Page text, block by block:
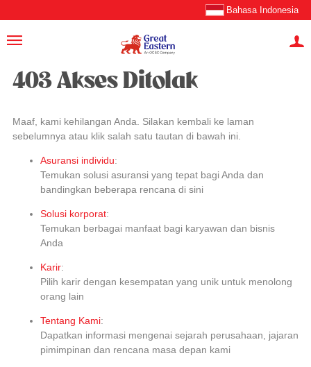
Bahasa Indonesia
403 Akses Ditolak
Maaf, kami kehilangan Anda. Silakan kembali ke laman
sebelumnya atau klik salah satu tautan di bawah ini.
Asuransi individu:
Temukan solusi asuransi yang tepat bagi Anda dan
bandingkan beberapa rencana di sini
Solusi korporat:
Temukan berbagai manfaat bagi karyawan dan bisnis
Anda
Karir:
Pilih karir dengan kesempatan yang unik untuk menolong
orang lain
Tentang Kami:
Dapatkan informasi mengenai sejarah perusahaan, jajaran
pimimpinan dan rencana masa depan kami